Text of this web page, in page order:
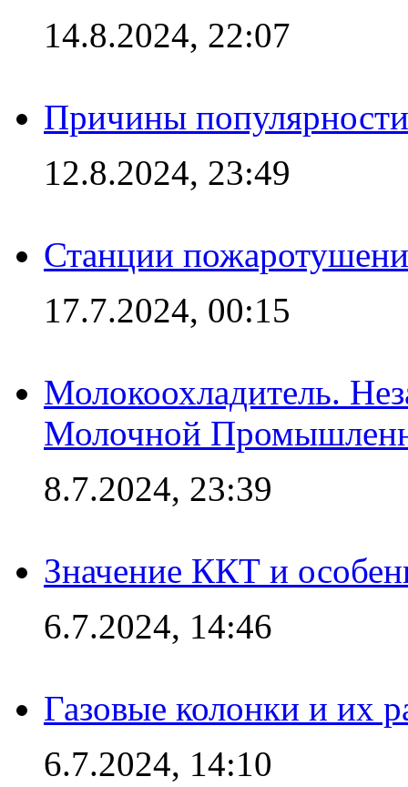
14.8.2024, 22:07
Причины
12.8.2024, 23:49
Станции
17.7.2024, 00:15
Молокоохладитель.
Молочной
8.7.2024, 23:39
Значение ККТ и
6.7.2024, 14:46
Газовые колонки и их
6.7.2024, 14:10